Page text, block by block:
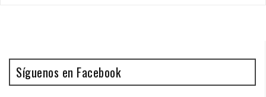
Síguenos en Facebook